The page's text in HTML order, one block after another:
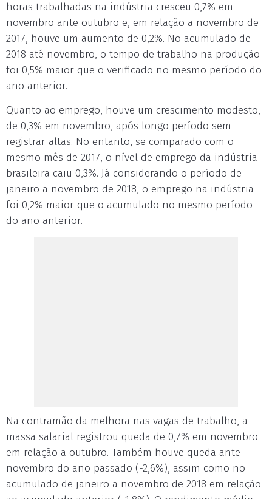
horas trabalhadas na indústria cresceu 0,7% em
novembro ante outubro e, em relação a novembro de
2017, houve um aumento de 0,2%. No acumulado de
2018 até novembro, o tempo de trabalho na produção
foi 0,5% maior que o verificado no mesmo período do
ano anterior.
Quanto ao emprego, houve um crescimento modesto,
de 0,3% em novembro, após longo período sem
registrar altas. No entanto, se comparado com o
mesmo mês de 2017, o nível de emprego da indústria
brasileira caiu 0,3%. Já considerando o período de
janeiro a novembro de 2018, o emprego na indústria
foi 0,2% maior que o acumulado no mesmo período
do ano anterior.
Na contramão da melhora nas vagas de trabalho, a
massa salarial registrou queda de 0,7% em novembro
em relação a outubro. Também houve queda ante
novembro do ano passado (-2,6%), assim como no
acumulado de janeiro a novembro de 2018 em relação